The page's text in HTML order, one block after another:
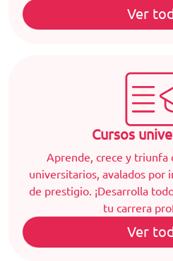
Ver
Cursos
Aprende, crece y triunfa
universitarios, avalados por
de prestigio. ¡Desarrolla
tu carrera
Ver